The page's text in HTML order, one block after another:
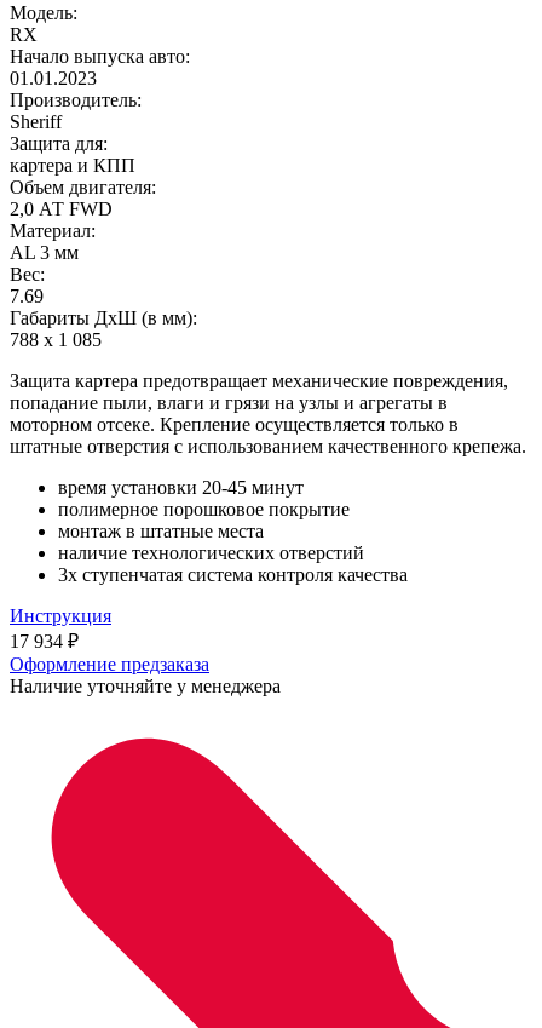
Модель:
RX
Начало выпуска авто:
01.01.2023
Производитель:
Sheriff
Защита для:
картера и КПП
Объем двигателя:
2,0 АТ FWD
Материал:
AL 3 мм
Вес:
7.69
Габариты ДхШ (в мм):
788 х 1 085
Защита картера предотвращает механические повреждения,
попадание пыли, влаги и грязи на узлы и агрегаты в
моторном отсеке. Крепление осуществляется только в
штатные отверстия с использованием качественного крепежа.
время установки 20-45 минут
полимерное порошковое покрытие
монтаж в штатные места
наличие технологических отверстий
3х ступенчатая система контроля качества
Инструкция
17 934 ₽
Оформление предзаказа
Наличие уточняйте у менеджера